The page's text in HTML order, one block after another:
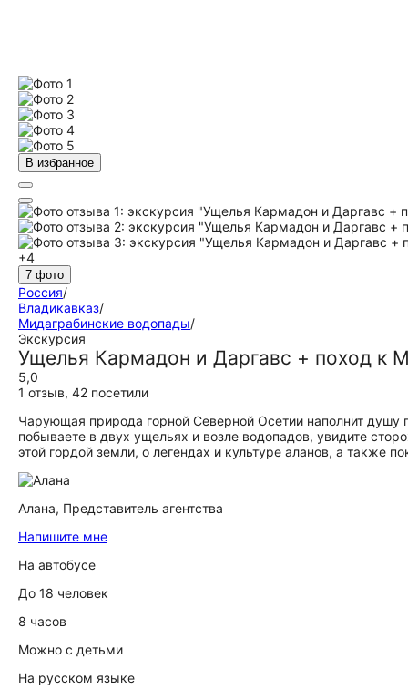
В избранное
+4
7 фото
Россия/
Владикавказ/
Мидаграбинские водопады/
Экскурсия
Ущелья Кармадон и Даргавс + поход к
5,0
1 отзыв, 42 посетили
Чарующая природа горной Северной Осетии наполнит
побываете в двух ущельях и возле водопадов, увидите
этой гордой земли, о легендах и культуре аланов, а также
Алана, Представитель агентства
Напишите мне
На автобусе
До 18 человек
8 часов
Можно с детьми
На русском языке